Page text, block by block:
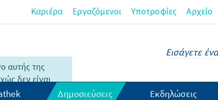
αυτής της
δεν είναι
Ελληνικά.
Καριέρα Εργαζόμενοι Υποτροφίες Αρχείο
Δημοσιεύσεις Εκδηλώσεις